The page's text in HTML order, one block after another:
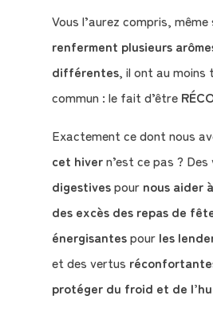
Vous l’aurez compris, même
renferment plusieurs
différentes, il ont au moins
commun : le fait d’être
Exactement ce dont nous
cet hivern’est ce pas ?
digestivespour nous aider
des excès des repas de
énergisantespour les
et des vertus
protéger du froid et de